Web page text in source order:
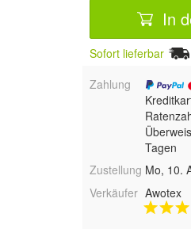
In
Sofort lieferbar
Zahlung
Tagen
Zustellung Mo, 10.
Verkäufer Awotex